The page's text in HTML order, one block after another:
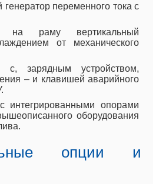
переменного тока с
на раму вертикальный
от механического
с, зарядным устройством,
– и клавишей аварийного
интегрированными опорами
оборудования
опции и